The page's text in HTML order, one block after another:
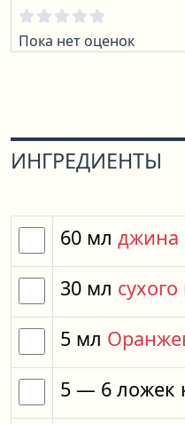
Пока нет оценок
ИНГРЕДИЕНТЫ
60 мл джина
30 мл
5 мл
5 — 6 ложек